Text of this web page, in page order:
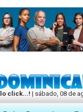
click...! | sábado, 08 de